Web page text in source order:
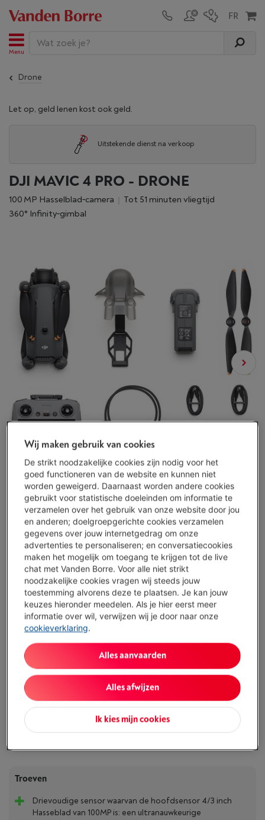
Menu
Drone
Let op, geld lenen kost ook geld.
Uitstekende dienst na verkoop
DJI MAVIC 4 PRO - DRONE
100 MP Hasselblad‑camera
Tot 51 minuten vliegtijd
360° Infinity‑gimbal
Representatief voorbeeld : KREDIETOPENING VAN ONBEPAALDE DUUR van
1.500,00 EUR aan een JAARLIJKS KOSTENPERCENTAGE van 14,5 % waarvan
0,02% maandelijkse kaartkosten van het geleende kapitaal (VARIABELE
debetrentevoet van 14,23%), en een debetrentevoet van 6,24%.
Beschikbaar-Bekijk voorraad
€ 2.079,00
Of 24 betalingen van € 92,42 -
Debetrentevoet 6,24%, Kredietkost € 139,08
Minder dan 5 in stock, bestel nu!
Koop nu
Vergelijken
Troeven
Drievoudige sensor waarvan de hoofdsensor 4/3 inch
Hasseblad van 100MP is: een ultranauwkeurige
Wij maken gebruik van cookies
De strikt noodzakelijke cookies zijn nodig voor het
goed functioneren van de website en kunnen niet
worden geweigerd. Daarnaast worden andere cookies
gebruikt voor statistische doeleinden om informatie te
verzamelen over het gebruik van onze website door jou
en anderen; doelgroepgerichte cookies verzamelen
gegevens over jouw internetgedrag om onze
advertenties te personaliseren; en conversatiecookies
maken het mogelijk om toegang te krijgen tot de live
chat met Vanden Borre. Voor alle niet strikt
noodzakelijke cookies vragen wij steeds jouw
toestemming alvorens deze te plaatsen. Je kan jouw
keuzes hieronder meedelen. Als je hier eerst meer
informatie over wil, verwijzen wij je door naar onze
cookieverklaring.
Ik kies mijn cookies
Alles afwijzen
Alles aanvaarden